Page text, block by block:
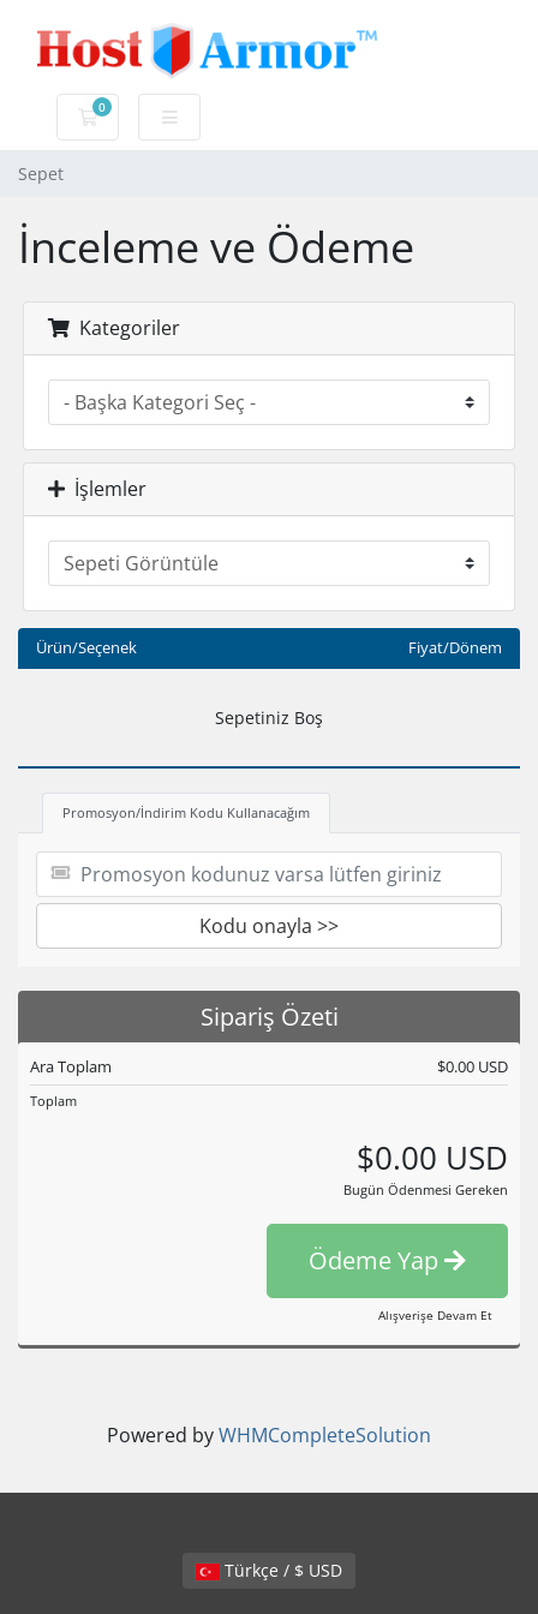
0
Sepet
Sepet
İnceleme ve Ödeme
Kategoriler
İşlemler
Ürün/Seçenek Fiyat/Dönem
Sepetiniz Boş
Promosyon/İndirim Kodu Kullanacağım
Kodu onayla >>
Sipariş Özeti
Ara Toplam $0.00 USD
Toplam
$0.00 USD
Bugün Ödenmesi Gereken
Ödeme Yap
Alışverişe Devam Et
Powered byWHMCompleteSolution
Türkçe / $ USD